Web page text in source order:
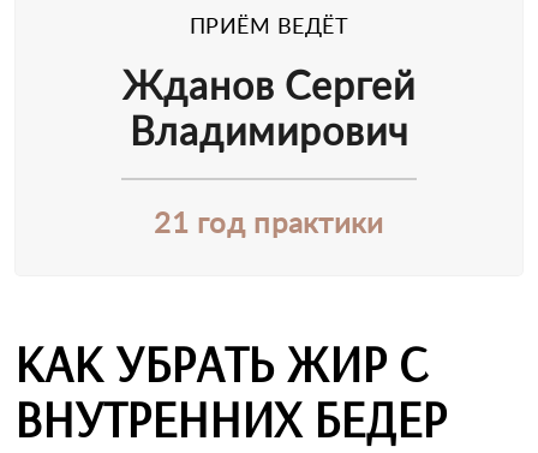
ПРИЁМ ВЕДЁТ
Жданов Сергей
Владимирович
21 год практики
КАК УБРАТЬ ЖИР С
ВНУТРЕННИХ БЕДЕР